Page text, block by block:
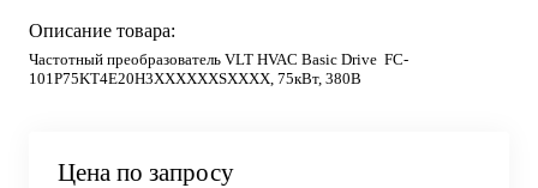
Описание товара:
Частотный преобразователь VLT HVAC Basic Drive FC-
101P75KT4E20H3XXXXXXSXXXX, 75кВт, 380В
Цена по запросу